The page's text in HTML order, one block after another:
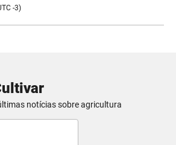
-3)
notícias sobre agricultura